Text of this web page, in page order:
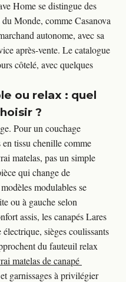
Home se distingue des
Monde, comme Casanova
autonome, avec sa
après-vente. Le catalogue
côtelé, avec quelques
ou relax : quel
?
Pour un couchage
tissu chenille comme
matelas, pas un simple
qui change de
modulables se
ou à gauche selon
assis, les canapés Lares
sièges coulissants
du fauteuil relax
matelas de canapé
garnissages à privilégier